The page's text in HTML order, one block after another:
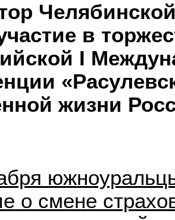
в
I
жизни
о смене